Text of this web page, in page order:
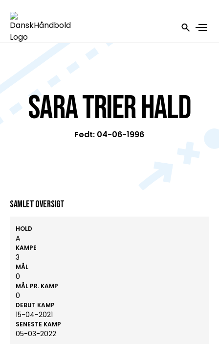
Sara Trier Hald
Født: 04-06-1996
Samlet oversigt
HOLD
A
KAMPE
3
MÅL
0
MÅL PR. KAMP
0
DEBUT KAMP
15-04-2021
SENESTE KAMP
05-03-2022